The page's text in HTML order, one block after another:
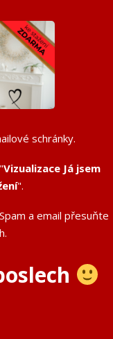
schránky.
Vizualizace Já jsem
".
a email přesuňte